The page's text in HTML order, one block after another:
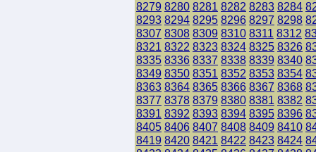
8279 8280 8281 8282 8283 8284
8293 8294 8295 8296 8297 8298
8307 8308 8309 8310 8311 8312
8321 8322 8323 8324 8325 8326
8335 8336 8337 8338 8339 8340
8349 8350 8351 8352 8353 8354
8363 8364 8365 8366 8367 8368
8377 8378 8379 8380 8381 8382
8391 8392 8393 8394 8395 8396
8405 8406 8407 8408 8409 8410
8419 8420 8421 8422 8423 8424